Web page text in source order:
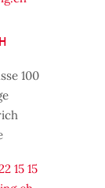
100
15 15